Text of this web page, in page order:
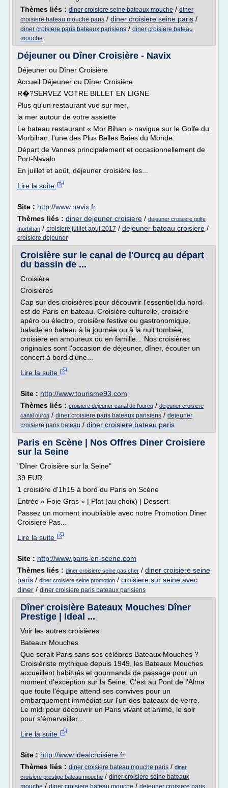
Thèmes liés : diner croisiere seine bateaux mouche / diner
croisiere bateau mouche paris / diner croisiere seine paris /
diner croisiere paris bateaux parisiens / diner croisiere bateau
mouche
Déjeuner ou Dîner Croisière - Navix
Déjeuner ou Dîner Croisière
Accueil Déjeuner ou Dîner Croisière
R�?SERVEZ VOTRE BILLET EN LIGNE
Plus qu'un restaurant vue sur mer,
la mer autour de votre assiette
Le bateau restaurant « Mor Bihan » navigue sur le Golfe du
Morbihan, l'une des Plus Belles Baies du Monde.
Départ de Vannes principalement et occasionnellement de
Port-Navalo.
En juillet et août, déjeuner croisière les...
Lire la suite
Site : http://www.navix.fr
Thèmes liés : diner dejeuner croisiere / dejeuner croisiere golfe
morbihan / croisiere juillet aout 2017 / dejeuner bateau croisiere /
croisiere dejeuner
Croisière sur le canal de l'Ourcq au départ
du bassin de ...
Croisière
Croisières
Cap sur des croisières pour découvrir l'essentiel du nord-
est de Paris en bateau. Croisière culturelle, croisière
apéro ou électro, croisière festive ou gastronomique,
balade en bateau à la journée ou à la nuit tombée,
croisière en amoureux ou en famille... Nos croisières
originales sont l'occasion de déjeuner, dîner, écouter un
concert à bord d'une...
Lire la suite
Site : http://www.tourisme93.com
Thèmes liés : croisiere dejeuner canal de l'ourcq / dejeuner croisiere
canal ourcq / diner croisiere paris bateaux parisiens / dejeuner
croisiere paris bateau / diner croisiere bateau paris
Paris en Scène | Nos Offres Diner Croisiere
sur la Seine
"Dîner Croisière sur la Seine"
39 EUR
1 croisière d'1h15 à bord du Paris en Scène
Entrée « Foie Gras » | Plat (au choix) | Dessert
Passez un moment inoubliable avec notre Promotion Diner
Croisiere Pas...
Lire la suite
Site : http://www.paris-en-scene.com
Thèmes liés : diner croisiere seine pas cher / diner croisiere seine
paris / diner croisiere seine promotion / croisiere sur seine avec
diner / diner croisiere paris bateaux parisiens
Dîner croisière Bateaux Mouches Dîner
Prestige | Ideal ...
Voir les autres croisières
Bateaux Mouches
Que serait Paris sans ses célèbres Bateaux Mouches ?
Croisiériste mythique depuis 1949, les Bateaux Mouches
accueillent habitués et gourmands de passage pour un
moment d'exception sur la Seine. C'est au Pont de l'Alma
que toute l'équipe attend ses convives pour un
embarquement immédiat sur l'un des bateaux de verre.
Le midi pour découvrir un Paris vivant et animé, le soir
pour s'émerveiller...
Lire la suite
Site : http://www.idealcroisiere.fr
Thèmes liés : diner croisiere bateau mouche paris / diner
croisiere prestige bateau mouche / diner croisiere seine bateaux
mouche / diner croisiere bateau mouche / dejeuner croisiere paris